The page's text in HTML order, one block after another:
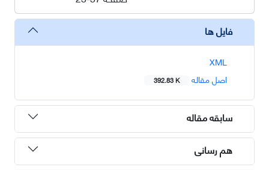
فایل ها
XML
اصل مقاله
392.83 K
سابقه مقاله
هم رسانی